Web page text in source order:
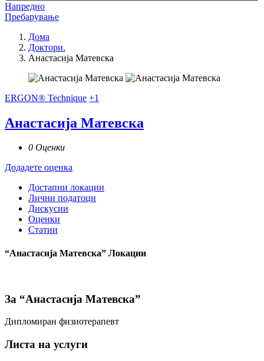
Напредно
Пребарување
Дома
Доктори.
Анастасија Матевска
ERGON® Technique +1
Анастасија Матевска
0 Оценки
Додадете оценка
Достапни локации
Лични податоци
Дискусии
Оценки
Статии
“Анастасија Матевска” Локации
За “Анастасија Матевска”
Дипломиран физиотерапевт
Листа на услуги